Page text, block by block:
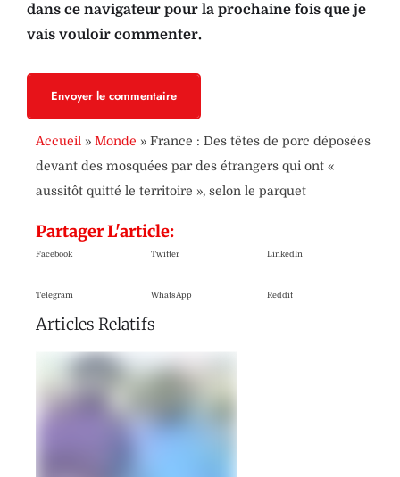
dans ce navigateur pour la prochaine fois que je
vais vouloir commenter.
Envoyer le commentaire
Accueil » Monde » France : Des têtes de porc déposées
devant des mosquées par des étrangers qui ont «
aussitôt quitté le territoire », selon le parquet
Partager L'article:
Facebook Twitter LinkedIn
Telegram WhatsApp Reddit
Articles Relatifs